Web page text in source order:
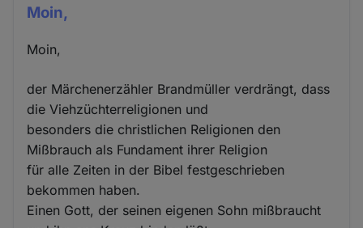
Moin,
Moin,
der Märchenerzähler Brandmüller verdrängt, dass
die Viehzüchterreligionen und
besonders die christlichen Religionen den
Mißbrauch als Fundament ihrer Religion
für alle Zeiten in der Bibel festgeschrieben
bekommen haben.
Einen Gott, der seinen eigenen Sohn mißbraucht